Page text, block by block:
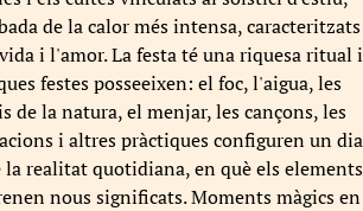
de la calor més intensa, caracteritzats
i l'amor. La festa té una riquesa ritual i
festes posseeixen: el foc, l'aigua, les
de la natura, el menjar, les cançons, les
i altres pràctiques configuren un dia
realitat quotidiana, en què els elements
nous significats. Moments màgics en